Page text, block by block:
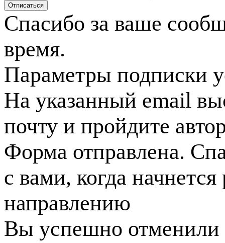
Спасибо за ваше
время.
Параметры подписки
На указанный email
почту и пройдите
Форма отправлена.
с вами, когда
направлению
Вы успешно отменили